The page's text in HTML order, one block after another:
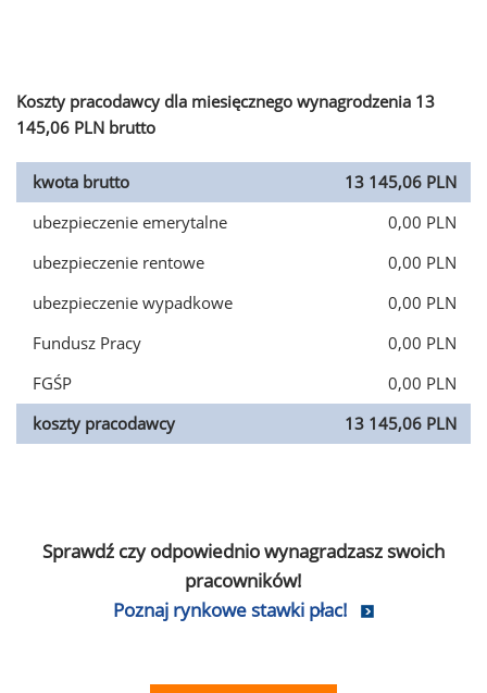
Koszty pracodawcy dla miesięcznego wynagrodzenia 13
145,06 PLN brutto
kwota brutto
13 145,06 PLN
ubezpieczenie emerytalne
0,00 PLN
ubezpieczenie rentowe
0,00 PLN
ubezpieczenie wypadkowe
0,00 PLN
Fundusz Pracy
0,00 PLN
FGŚP
0,00 PLN
koszty pracodawcy
13 145,06 PLN
Sprawdź czy odpowiednio wynagradzasz swoich
pracowników!
Poznaj rynkowe stawki płac!